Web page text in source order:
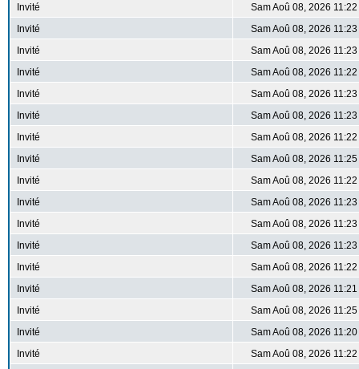
Invité
Sam Aoû 08, 2026
Invité
Sam Aoû 08, 2026
Invité
Sam Aoû 08, 2026
Invité
Sam Aoû 08, 2026
Invité
Sam Aoû 08, 2026
Invité
Sam Aoû 08, 2026
Invité
Sam Aoû 08, 2026
Invité
Sam Aoû 08, 2026
Invité
Sam Aoû 08, 2026
Invité
Sam Aoû 08, 2026
Invité
Sam Aoû 08, 2026
Invité
Sam Aoû 08, 2026
Invité
Sam Aoû 08, 2026
Invité
Sam Aoû 08, 2026
Invité
Sam Aoû 08, 2026
Invité
Sam Aoû 08, 2026
Invité
Sam Aoû 08, 2026